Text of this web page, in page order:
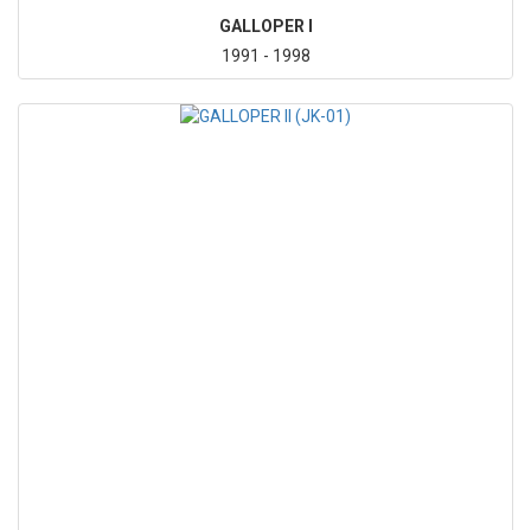
GALLOPER I
1991 - 1998